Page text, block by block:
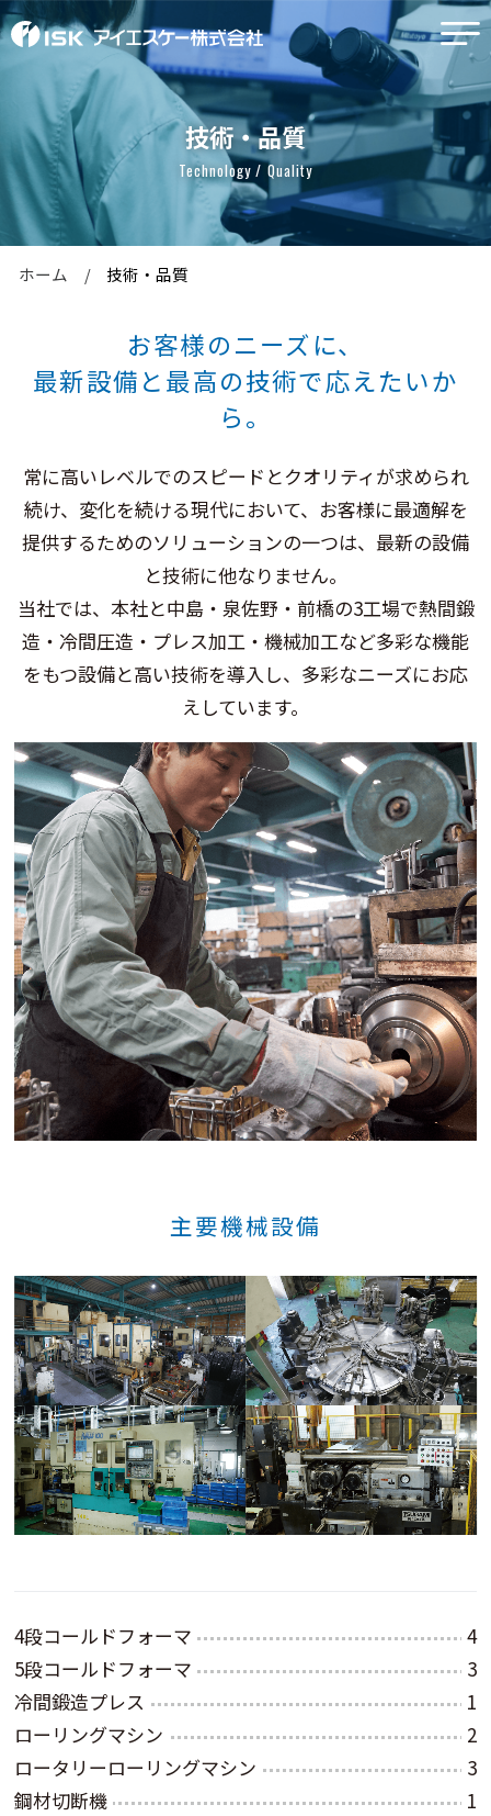
技術・品質
Technology / Quality
ホーム 技術・品質
お客様のニーズに、
最新設備と最高の技術で応えたいか
ら。
常に高いレベルでのスピードとクオリティが求められ
続け、変化を続ける現代において、お客様に最適解を
提供するためのソリューションの一つは、最新の設備
と技術に他なりません。
当社では、本社と中島・泉佐野・前橋の3工場で熱間鍛
造・冷間圧造・プレス加工・機械加工など多彩な機能
をもつ設備と高い技術を導入し、多彩なニーズにお応
えしています。
主要機械設備
4段コールドフォーマ
4
5段コールドフォーマ
3
冷間鍛造プレス
1
ローリングマシン
2
ロータリーローリングマシン
3
鋼材切断機
1